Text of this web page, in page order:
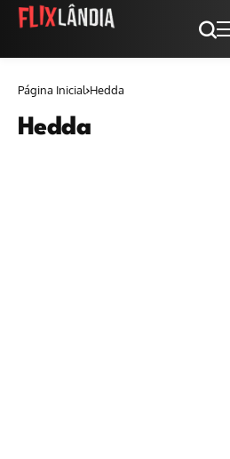
Página Inicial Hedda
Hedda